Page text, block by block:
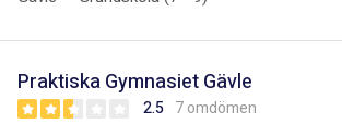
Praktiska Gymnasiet Gävle
2.5 7 omdömen